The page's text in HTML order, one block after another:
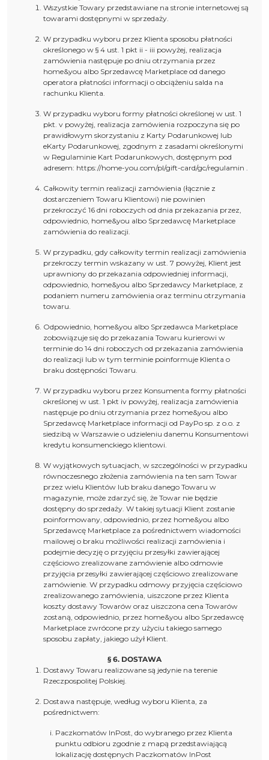
Wszystkie Towary przedstawiane na stronie internetowej są
towarami dostępnymi w sprzedaży.
W przypadku wyboru przez Klienta sposobu płatności
określonego w § 4 ust. 1 pkt ii - iii powyżej, realizacja
zamówienia następuje po dniu otrzymania przez
home&you albo Sprzedawcę Marketplace od danego
operatora płatności informacji o obciążeniu salda na
rachunku Klienta.
W przypadku wyboru formy płatności określonej w ust. 1
pkt. v powyżej, realizacja zamówienia rozpoczyna się po
prawidłowym skorzystaniu z Karty Podarunkowej lub
eKarty Podarunkowej, zgodnym z zasadami określonymi
w Regulaminie Kart Podarunkowych, dostępnym pod
adresem: https://home-you.com/pl/gift-card/gc/regulamin .
Całkowity termin realizacji zamówienia (łącznie z
dostarczeniem Towaru Klientowi) nie powinien
przekroczyć 16 dni roboczych od dnia przekazania przez,
odpowiednio, home&you albo Sprzedawcę Marketplace
zamówienia do realizacji.
W przypadku, gdy całkowity termin realizacji zamówienia
przekroczy termin wskazany w ust. 7 powyżej, Klient jest
uprawniony do przekazania odpowiedniej informacji,
odpowiednio, home&you albo Sprzedawcy Marketplace, z
podaniem numeru zamówienia oraz terminu otrzymania
towaru.
Odpowiednio, home&you albo Sprzedawca Marketplace
zobowiązuje się do przekazania Towaru kurierowi w
terminie do 14 dni roboczych od przekazania zamówienia
do realizacji lub w tym terminie poinformuje Klienta o
braku dostępności Towaru.
W przypadku wyboru przez Konsumenta formy płatności
określonej w ust. 1 pkt iv powyżej, realizacja zamówienia
następuje po dniu otrzymania przez home&you albo
Sprzedawcę Marketplace informacji od PayPo sp. z o.o. z
siedzibą w Warszawie o udzieleniu danemu Konsumentowi
kredytu konsumenckiego klientowi.
W wyjątkowych sytuacjach, w szczególności w przypadku
równoczesnego złożenia zamówienia na ten sam Towar
przez wielu Klientów lub braku danego Towaru w
magazynie, może zdarzyć się, że Towar nie będzie
dostępny do sprzedaży. W takiej sytuacji Klient zostanie
poinformowany, odpowiednio, przez home&you albo
Sprzedawcę Marketplace za pośrednictwem wiadomości
mailowej o braku możliwości realizacji zamówienia i
podejmie decyzję o przyjęciu przesyłki zawierającej
częściowo zrealizowane zamówienie albo odmowie
przyjęcia przesyłki zawierającej częściowo zrealizowane
zamówienie. W przypadku odmowy przyjęcia częściowo
zrealizowanego zamówienia, uiszczone przez Klienta
koszty dostawy Towarów oraz uiszczona cena Towarów
zostaną, odpowiednio, przez home&you albo Sprzedawcę
Marketplace zwrócone przy użyciu takiego samego
sposobu zapłaty, jakiego użył Klient.
§ 6. DOSTAWA
Dostawy Towaru realizowane są jedynie na terenie
Rzeczpospolitej Polskiej.
Dostawa następuje, według wyboru Klienta, za
pośrednictwem:
Paczkomatów InPost, do wybranego przez Klienta
punktu odbioru zgodnie z mapą przedstawiającą
lokalizację dostępnych Paczkomatów InPost